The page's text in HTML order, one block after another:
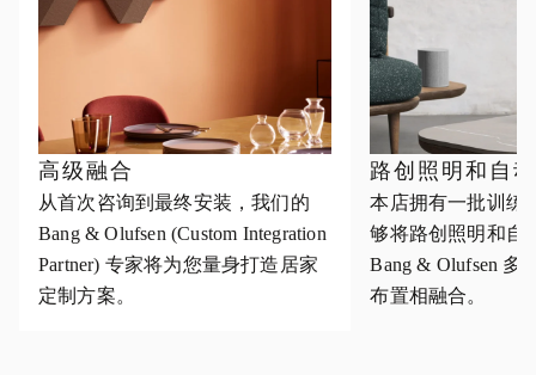
高级融合
从首次咨询到最终安装，我们的
Bang & Olufsen (Custom Integration
Partner) 专家将为您量身打造居家
定制方案。
路创照明和自
本店拥有一批训练
够将路创照明和自
Bang & Olufsen 多
布置相融合。